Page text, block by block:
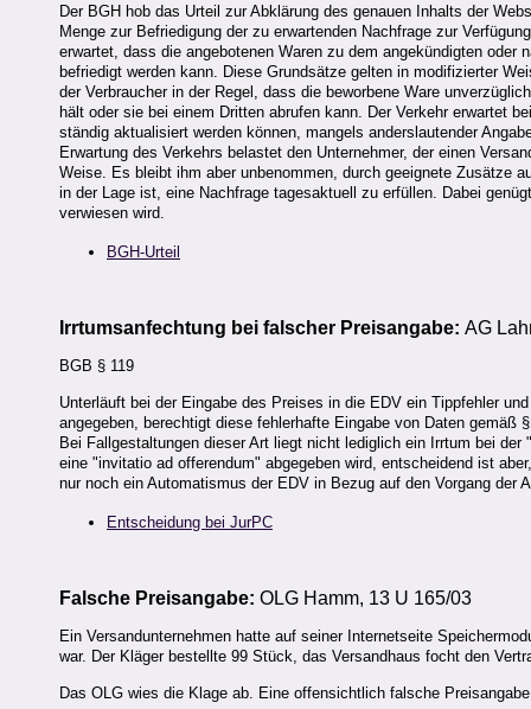
Der BGH hob das Urteil zur Abklärung des genauen Inhalts der
Menge zur Befriedigung der zu erwartenden Nachfrage zur
erwartet, dass die angebotenen Waren zu dem angekündigten
befriedigt werden kann. Diese Grundsätze gelten in modifizierter
der Verbraucher in der Regel, dass die beworbene Ware
hält oder sie bei einem Dritten abrufen kann. Der Verkehr erwartet
ständig aktualisiert werden können, mangels anderslautender
Erwartung des Verkehrs belastet den Unternehmer, der einen
Weise. Es bleibt ihm aber unbenommen, durch geeignete Zusätze
in der Lage ist, eine Nachfrage tagesaktuell zu erfüllen. Dabei
verwiesen wird.
BGH-Urteil
Irrtumsanfechtung bei falscher Preisangabe: AG
BGB § 119
Unterläuft bei der Eingabe des Preises in die EDV ein Tippfehler
angegeben, berechtigt diese fehlerhafte Eingabe von Daten
Bei Fallgestaltungen dieser Art liegt nicht lediglich ein Irrtum bei
eine "invitatio ad offerendum" abgegeben wird, entscheidend ist
nur noch ein Automatismus der EDV in Bezug auf den Vorgang der
Entscheidung bei JurPC
Falsche Preisangabe: OLG Hamm, 13 U 165/03
Ein Versandunternehmen hatte auf seiner Internetseite
war. Der Kläger bestellte 99 Stück, das Versandhaus focht den
Das OLG wies die Klage ab. Eine offensichtlich falsche